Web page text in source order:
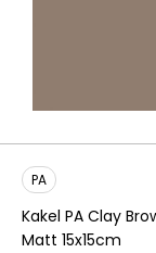
PA
Kakel PA Clay
Matt 15x15cm